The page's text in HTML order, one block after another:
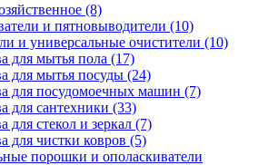
(8)
и пятновыводители (10)
и универсальные очистители (10)
для мытья пола (17)
для мытья посуды (24)
для посудомоечных машин (7)
для сантехники (33)
для стекол и зеркал (7)
для чистки ковров (5)
порошки и ополаскиватели